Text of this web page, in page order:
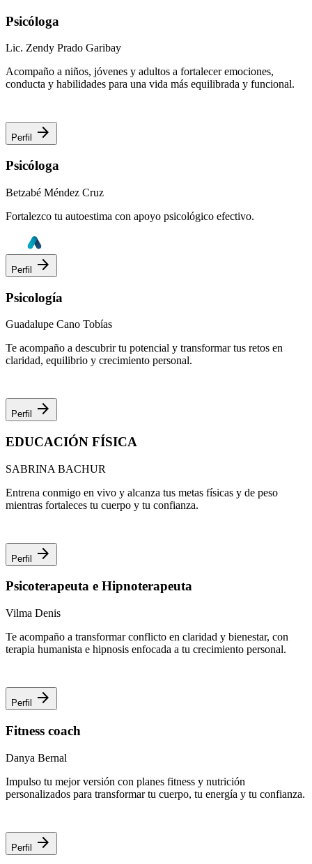
Psicóloga
Lic. Zendy Prado Garibay
Acompaño a niños, jóvenes y adultos a fortalecer emociones,
conducta y habilidades para una vida más equilibrada y funcional.
Perfil arrow_forward
Psicóloga
Betzabé Méndez Cruz
Fortalezco tu autoestima con apoyo psicológico efectivo.
Perfil arrow_forward
Psicología
Guadalupe Cano Tobías
Te acompaño a descubrir tu potencial y transformar tus retos en
claridad, equilibrio y crecimiento personal.
Perfil arrow_forward
EDUCACIÓN FÍSICA
SABRINA BACHUR
Entrena conmigo en vivo y alcanza tus metas físicas y de peso
mientras fortaleces tu cuerpo y tu confianza.
Perfil arrow_forward
Psicoterapeuta e Hipnoterapeuta
Vilma Denis
Te acompaño a transformar conflicto en claridad y bienestar, con
terapia humanista e hipnosis enfocada a tu crecimiento personal.
Perfil arrow_forward
Fitness coach
Danya Bernal
Impulso tu mejor versión con planes fitness y nutrición
personalizados para transformar tu cuerpo, tu energía y tu confianza.
Perfil arrow_forward